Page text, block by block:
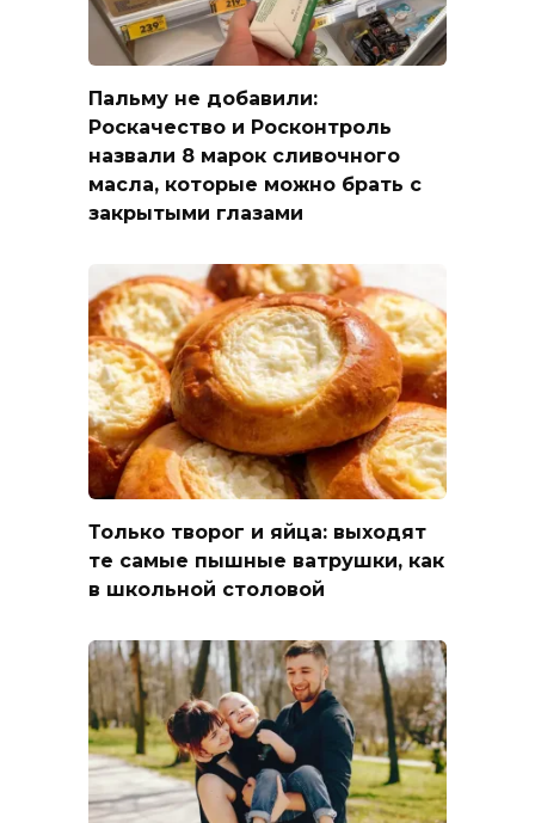
Пальму не добавили:
Роскачество и Росконтроль
назвали 8 марок сливочного
масла, которые можно брать с
закрытыми глазами
Только творог и яйца: выходят
те самые пышные ватрушки, как
в школьной столовой